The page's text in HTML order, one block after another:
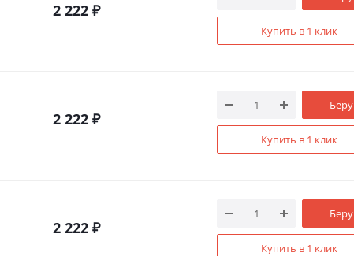
2 222 ₽
Купить в 1 клик
2 222 ₽
Беру
Купить в 1 клик
2 222 ₽
Беру
Купить в 1 клик